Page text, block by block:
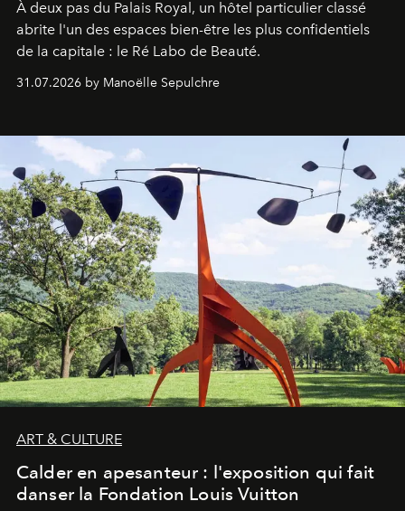
À deux pas du Palais Royal, un hôtel particulier classé
abrite l'un des espaces bien-être les plus confidentiels
de la capitale : le Ré Labo de Beauté.
31.07.2026 by Manoëlle Sepulchre
ART & CULTURE
Calder en apesanteur : l'exposition qui fait
danser la Fondation Louis Vuitton